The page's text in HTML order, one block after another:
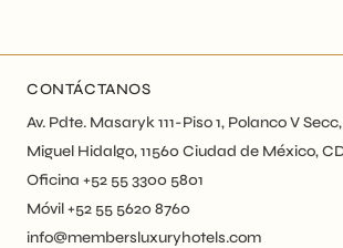
CONTÁCTANOS
Av. Pdte. Masaryk 111-Piso 1, Polanco V Secc,
Miguel Hidalgo, 11560 Ciudad de México,
Oficina +52 55 3300 5801
Móvil +52 55 5620 8760
info@membersluxuryhotels.com